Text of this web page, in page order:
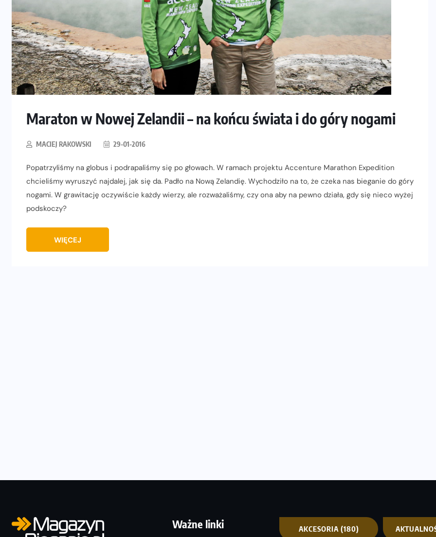
Maraton w Nowej Zelandii – na końcu świata i do góry nogami
MACIEJ RAKOWSKI 29-01-2016
Popatrzyliśmy na globus i podrapaliśmy się po głowach. W ramach projektu Accenture Marathon Expedition
chcieliśmy wyruszyć najdalej, jak się da. Padło na Nową Zelandię. Wychodziło na to, że czeka nas bieganie do góry
nogami. W grawitację oczywiście każdy wierzy, ale rozważaliśmy, czy ona aby na pewno działa, gdy się nieco wyżej
podskoczy?
WIĘCEJ
Ważne linki AKCESORIA (180)